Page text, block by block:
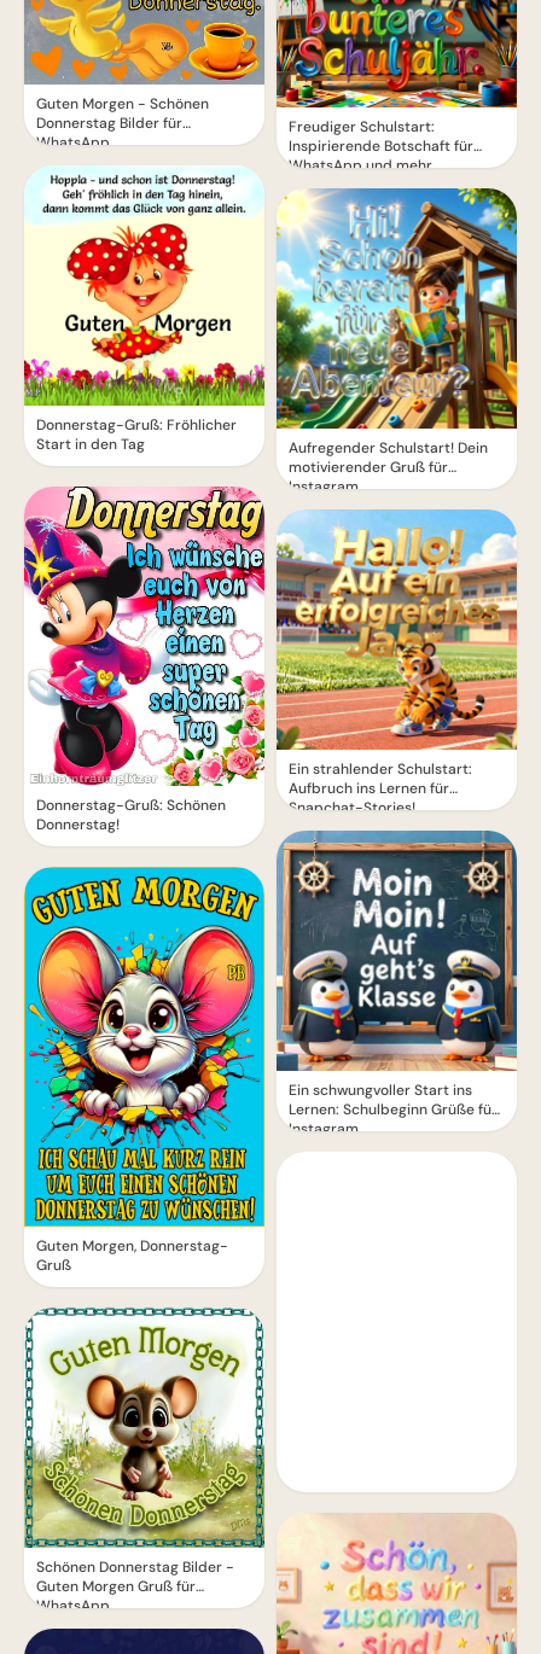
Guten Morgen - Schönen
Donnerstag Bilder für
WhatsApp
Donnerstag-Gruß: Fröhlicher
Start in den Tag
Donnerstag-Gruß: Schönen
Donnerstag!
Guten Morgen, Donnerstag-
Gruß
Schönen Donnerstag Bilder -
Guten Morgen Gruß für
WhatsApp
Freudiger Schulstart:
Inspirierende Botschaft für
WhatsApp und mehr
Aufregender Schulstart! Dein
motivierender Gruß für
Instagram
Ein strahlender Schulstart:
Aufbruch ins Lernen für
Snapchat-Stories!
Ein schwungvoller Start ins
Lernen: Schulbeginn Grüße für
Instagram